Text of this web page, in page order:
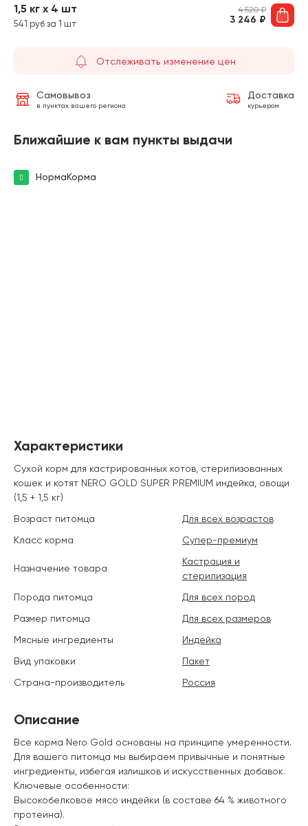
1,5 кг х 4 шт
541 руб за 1 шт
4 520₽
3 246 ₽
Отслеживать изменение цен
Самовывоз
в пунктах вашего региона
Доставка
курьером
Ближайшие к вам пункты выдачи
НормаКорма
Описание
Все корма Nero Gold основаны на принципе умеренности.
Для вашего питомца мы выбираем привычные и понятные
ингредиенты, избегая излишков и искусственных добавок.
Ключевые особенности:
Высокобелковое мясо индейки (в составе 64 % животного
протеина).
Характеристики
Сухой корм для кастрированных котов, стерилизованных
кошек и котят NERO GOLD SUPER PREMIUM индейка, овощи
(1,5 + 1,5 кг)
Возраст питомца
Для всех возрастов
Класс корма
Супер-премиум
Назначение товара
Кастрация и
стерилизация
Порода питомца
Для всех пород
Размер питомца
Для всех размеров
Мясные ингредиенты
Индейка
Вид упаковки
Пакет
Страна-производитель
Россия